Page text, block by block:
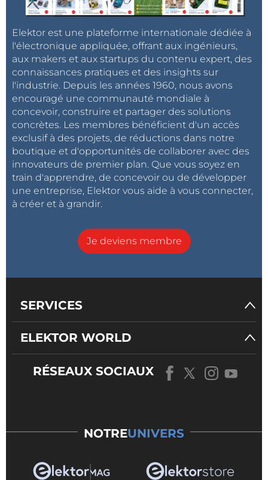
Elektor est une plateforme internationale dédiée à
l'électronique appliquée, offrant aux ingénieurs,
aux makers et aux startups du contenu expert, des
connaissances pratiques et des insights sur
l'industrie. Depuis les années 1960, nous avons
encouragé une communauté mondiale à
concevoir, construire et partager des solutions
concrètes. Les membres bénéficient d'un accès
exclusif à des projets, de réductions dans notre
boutique et d'opportunités de collaborer avec des
innovateurs de premier plan. Que vous soyez en
train d'apprendre, de concevoir ou de développer
une entreprise, Elektor vous aide à vous connecter,
à créer et à grandir.
Je deviens membre
SERVICES
ELEKTOR WORLD
RÉSEAUX SOCIAUX
NOTREUNIVERS